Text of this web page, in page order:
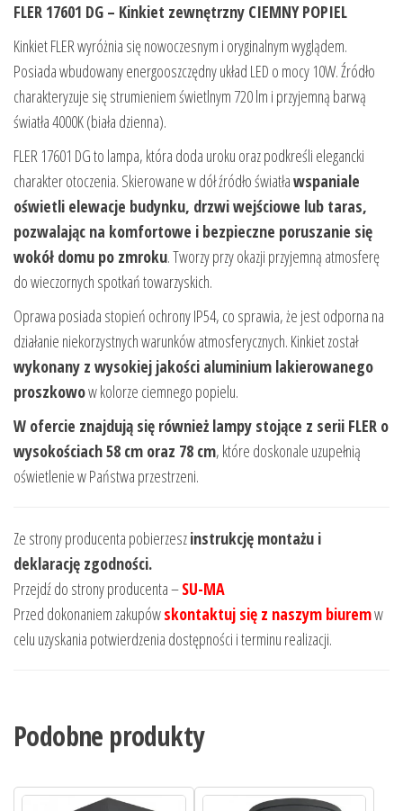
FLER 17601 DG – Kinkiet zewnętrzny CIEMNY POPIEL
Kinkiet FLER wyróżnia się nowoczesnym i oryginalnym wyglądem.
Posiada wbudowany energooszczędny układ LED o mocy 10W. Źródło
charakteryzuje się strumieniem świetlnym 720 lm i przyjemną barwą
światła 4000K (biała dzienna).
FLER 17601 DG to lampa, która doda uroku oraz podkreśli elegancki
charakter otoczenia. Skierowane w dół źródło światławspaniale
oświetli elewacje budynku, drzwi wejściowe lub taras,
pozwalając na komfortowe i bezpieczne poruszanie się
wokół domu po zmroku. Tworzy przy okazji przyjemną atmosferę
do wieczornych spotkań towarzyskich.
Oprawa posiada stopień ochrony IP54, co sprawia, że jest odporna na
działanie niekorzystnych warunków atmosferycznych. Kinkiet został
wykonany z wysokiej jakości aluminium lakierowanego
proszkowow kolorze ciemnego popielu.
W ofercie znajdują się również lampy stojące z serii FLER o
wysokościach 58 cm oraz 78 cm, które doskonale uzupełnią
oświetlenie w Państwa przestrzeni.
Ze strony producenta pobierzeszinstrukcję montażu i
deklarację zgodności.
Przejdź do strony producenta –SU-MA
Przed dokonaniem zakupówskontaktuj się z naszym biuremw
celu uzyskania potwierdzenia dostępności i terminu realizacji.
Podobne produkty